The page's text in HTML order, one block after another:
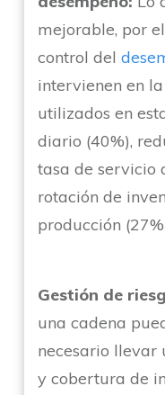
mejorable, por
control del
intervienen en la
utilizados en
diario (40%),
tasa de servicio
rotación de
producción
Gestión de
una cadena
necesario llevar
y cobertura de